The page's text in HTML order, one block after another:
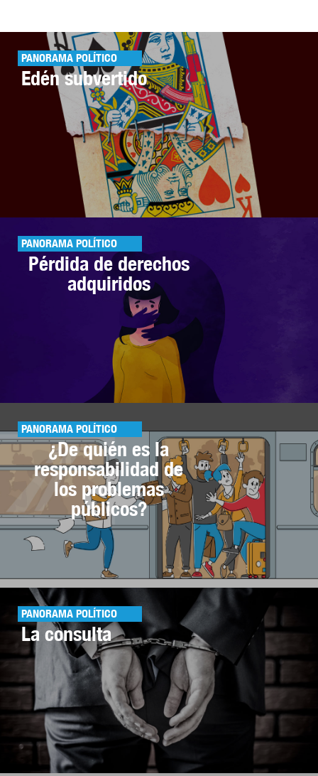
PANORAMA POLÍTICO
Edén subvertido
PANORAMA POLÍTICO
Pérdida de derechos
adquiridos
PANORAMA POLÍTICO
¿De quién es la
responsabilidad de
los problemas
públicos?
PANORAMA POLÍTICO
La consulta